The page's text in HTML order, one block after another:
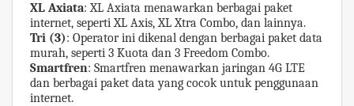
XL Axiata: XL Axiata menawarkan berbagai paket
internet, seperti XL Axis, XL Xtra Combo, dan lainnya.
Tri (3): Operator ini dikenal dengan berbagai paket data
murah, seperti 3 Kuota dan 3 Freedom Combo.
Smartfren: Smartfren menawarkan jaringan 4G LTE
dan berbagai paket data yang cocok untuk penggunaan
internet.